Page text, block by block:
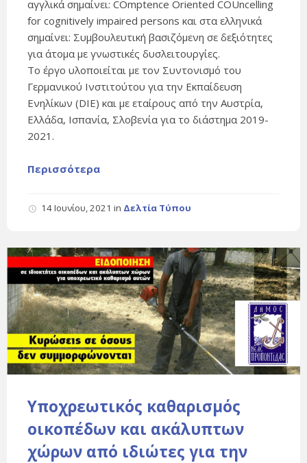
αγγλικά σημαίνει: COmptence Oriented COUncelling
for cognitively impaired persons και στα ελληνικά
σημαίνει: Συμβουλευτική βασιζόμενη σε δεξιότητες
για άτομα με γνωστικές δυσλειτουργίες.
Το έργο υλοποιείται με τον Συντονισμό του
Γερμανικού Ινστιτούτου για την Εκπαίδευση
Ενηλίκων (DIE) και με εταίρους από την Αυστρία,
Ελλάδα, Ισπανία, Σλοβενία για το διάστημα 2019-
2021.
Περισσότερα
14 Ιουνίου, 2021 in Δελτία Τύπου
Υποχρεωτικός καθαρισμός
οικοπέδων και ακάλυπτων
χώρων από ιδιώτες για την